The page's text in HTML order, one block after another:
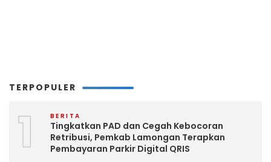
TERPOPULER
1 BERITA
Tingkatkan PAD dan Cegah Kebocoran
Retribusi, Pemkab Lamongan Terapkan
Pembayaran Parkir Digital QRIS